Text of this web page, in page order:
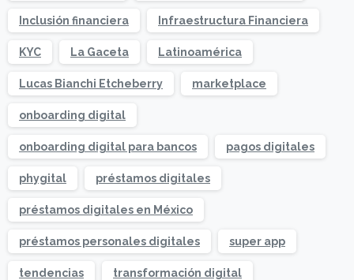
Inclusión financiera Infraestructura Financiera
KYC La Gaceta Latinoamérica
Lucas Bianchi Etcheberry marketplace
onboarding digital
onboarding digital para bancos pagos digitales
phygital préstamos digitales
préstamos digitales en México
préstamos personales digitales super app
tendencias transformación digital